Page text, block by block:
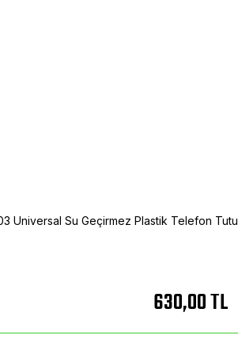
Universal Su Geçirmez Plastik Telefon
630,00 TL